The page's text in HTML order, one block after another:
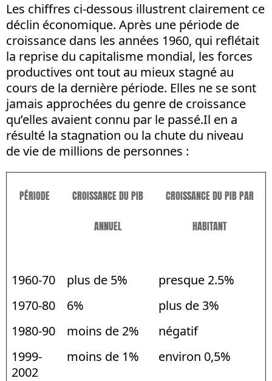
Les chiffres ci-dessous illustrent clairement ce
déclin économique. Après une période de
croissance dans les années 1960, qui reflétait
la reprise du capitalisme mondial, les forces
productives ont tout au mieux stagné au
cours de la dernière période. Elles ne se sont
jamais approchées du genre de croissance
qu’elles avaient connu par le passé.Il en a
résulté la stagnation ou la chute du niveau
de vie de millions de personnes :
PÉRIODE CROISSANCE DU PIB
ANNUEL
CROISSANCE DU PIB PAR
HABITANT
1960-70 plus de 5%
presque 2.5%
1970-80
6%
plus de 3%
1980-90
moins de 2%
négatif
1999-
2002
moins de 1% environ 0,5%